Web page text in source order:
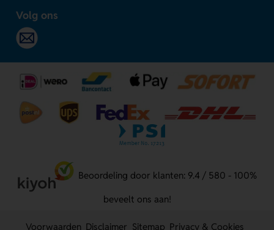
Volg ons
Beoordeling door klanten: 9.4 / 580 - 100%
beveelt ons aan!
Voorwaarden Disclaimer Sitemap Privacy & Cookies